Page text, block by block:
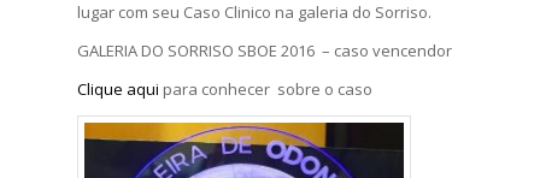
lugar com seu Caso Clinico na galeria do Sorriso.
GALERIA DO SORRISO SBOE 2016 – caso vencendor
Clique aqui para conhecer sobre o caso